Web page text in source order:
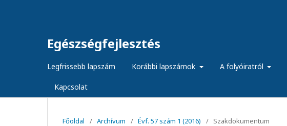
Egészségfejlesztés
Legfrissebb lapszám Korábbi lapszámok A folyóiratról
Kapcsolat
Főoldal / Archívum / Évf. 57 szám 1 (2016) / Szakdokumentum